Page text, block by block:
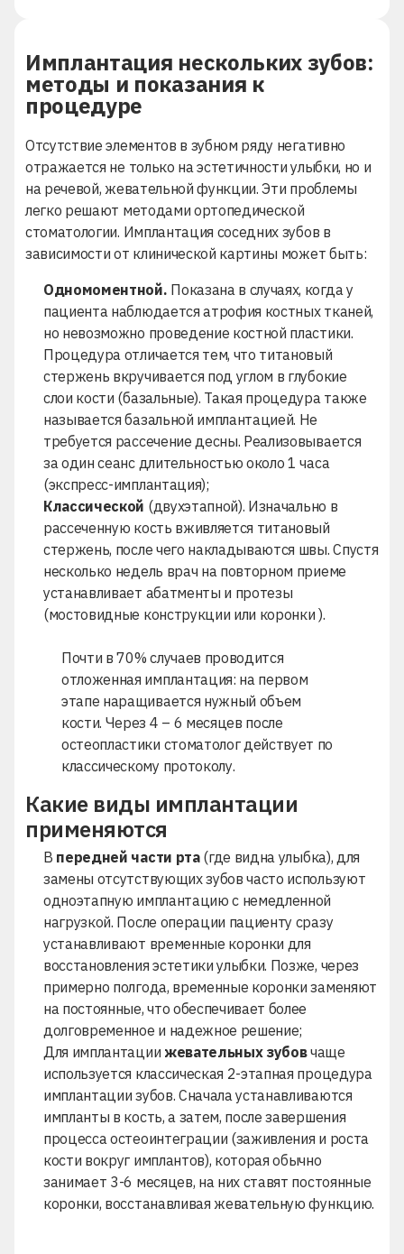
Имплантация нескольких зубов:
методы и показания к
процедуре
Отсутствие элементов в зубном ряду негативно
отражается не только на эстетичности улыбки, но и
на речевой, жевательной функции. Эти проблемы
легко решают методами ортопедической
стоматологии. Имплантация соседних зубов в
зависимости от клинической картины может быть:
Одномоментной. Показана в случаях, когда у
пациента наблюдаетсяатрофия костных тканей,
но невозможно проведение костной пластики.
Процедура отличается тем, что титановый
стержень вкручивается под углом в глубокие
слои кости (базальные). Такая процедура также
называетсябазальной имплантацией. Не
требуется рассечение десны. Реализовывается
за один сеанс длительностью около 1 часа
(экспресс-имплантация);
Классической (двухэтапной). Изначально в
рассеченную кость вживляется титановый
стержень, после чего накладываются швы. Спустя
несколько недель врач на повторном приеме
устанавливает абатменты и протезы
(мостовидные конструкции или коронки ).
Почти в 70% случаев проводится
отложенная имплантация: на первом
этапе наращивается нужный объем
кости. Через 4 – 6 месяцев после
остеопластики стоматолог действует по
классическому протоколу.
Какие виды имплантации
применяются
В передней части рта(где видна улыбка), для
замены отсутствующих зубов часто используют
одноэтапную имплантацию с немедленной
нагрузкой. После операции пациенту сразу
устанавливают временные коронки для
восстановления эстетики улыбки. Позже, через
примерно полгода, временные коронки заменяют
на постоянные, что обеспечивает более
долговременное и надежное решение;
Для имплантации жевательных зубовчаще
используется классическая 2-этапная процедура
имплантации зубов. Сначала устанавливаются
импланты в кость, а затем, после завершения
процесса остеоинтеграции (заживления и роста
кости вокруг имплантов), которая обычно
занимает 3-6 месяцев, на них ставят постоянные
коронки, восстанавливая жевательную функцию.